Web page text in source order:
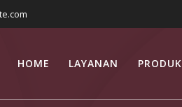
HOME LAYANAN PRODUK